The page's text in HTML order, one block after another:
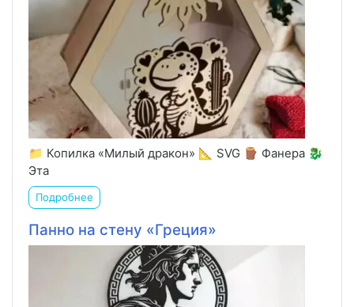
📁 Копилка «Милый дракон» 📐 SVG 🪵 Фанера 🐉
Эта
Подробнее
Панно на стену «Греция»